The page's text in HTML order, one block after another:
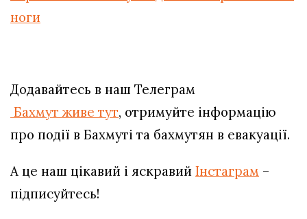
ноги
Додавайтесь в наш Телеграм
Бахмут живе тут, отримуйте інформацію
про події в Бахмуті та бахмутян в евакуації.
А це наш цікавий і яскравий Інстаграм –
підписуйтесь!